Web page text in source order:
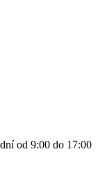
od 9:00 do 17:00